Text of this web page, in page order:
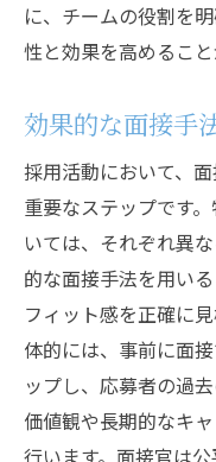
に、チームの役割を
性と効果を高めること
効果的な面接手
採用活動において、
重要なステップです
いては、それぞれ異
的な面接手法を用い
フィット感を正確に
体的には、事前に面
ップし、応募者の過
価値観や長期的なキ
行います。面接官は